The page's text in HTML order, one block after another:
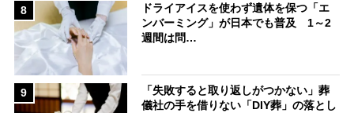
8
ドライアイスを使わず遺体を保つ「エ
ンバーミング」が日本でも普及 1～2
週間は問…
9
「失敗すると取り返しがつかない」葬
儀社の手を借りない「DIY葬」の落とし